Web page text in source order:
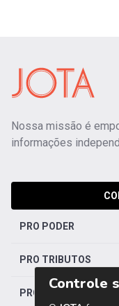
Nossa missão é
informações
PRO PODER
PRO TRIBUTOS
PRO TRABALHISTA